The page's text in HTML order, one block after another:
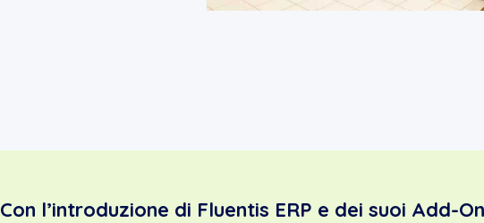
Con l’introduzione di Fluentis ERP e dei suoi Add-